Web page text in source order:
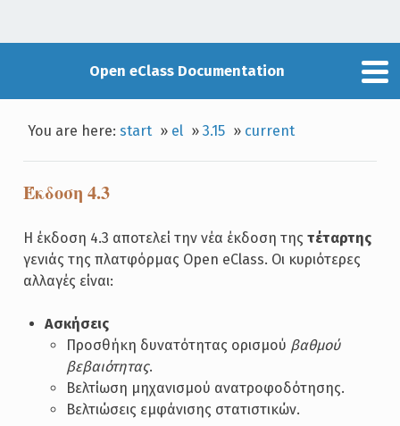
Open eClass Documentation
You are here:start » el »3.15 » current
Έκδοση 4.3
Η έκδοση 4.3 αποτελεί την νέα έκδοση της τέταρτης
γενιάς της πλατφόρμας Open eClass. Οι κυριότερες
αλλαγές είναι:
Ασκήσεις
Προσθήκη δυνατότητας ορισμού βαθμού
βεβαιότητας.
Βελτίωση μηχανισμού ανατροφοδότησης.
Βελτιώσεις εμφάνισης στατιστικών.